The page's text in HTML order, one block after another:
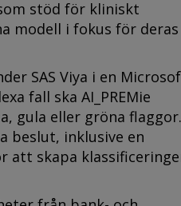
stöd för kliniskt
modell i fokus för deras
SAS Viya i en
fall ska AI_PREMie
gula eller gröna flaggor.
beslut, inklusive en
att skapa